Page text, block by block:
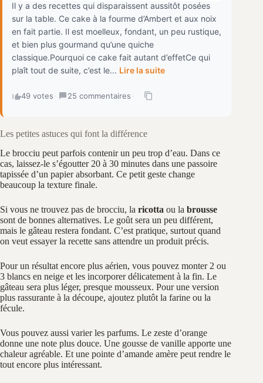
Il y a des recettes qui disparaissent aussitôt posées
sur la table. Ce cake à la fourme d’Ambert et aux noix
en fait partie. Il est moelleux, fondant, un peu rustique,
et bien plus gourmand qu’une quiche
classique.Pourquoi ce cake fait autant d’effetCe qui
plaît tout de suite, c’est le... Lire la suite
49 votes · 25 commentaires ·
Les petites astuces qui font la différence
Le brocciu peut parfois contenir un peu trop d’eau. Dans ce
cas, laissez-le s’égoutter 20 à 30 minutes dans une passoire
tapissée d’un papier absorbant. Ce petit geste change
beaucoup la texture finale.
Si vous ne trouvez pas de brocciu, la ricotta ou la brousse
sont de bonnes alternatives. Le goût sera un peu différent,
mais le gâteau restera fondant. C’est pratique, surtout quand
on veut essayer la recette sans attendre un produit précis.
Pour un résultat encore plus aérien, vous pouvez monter 2 ou
3 blancs en neige et les incorporer délicatement à la fin. Le
gâteau sera plus léger, presque mousseux. Pour une version
plus rassurante à la découpe, ajoutez plutôt la farine ou la
fécule.
Vous pouvez aussi varier les parfums. Le zeste d’orange
donne une note plus douce. Une gousse de vanille apporte une
chaleur agréable. Et une pointe d’amande amère peut rendre le
tout encore plus intéressant.